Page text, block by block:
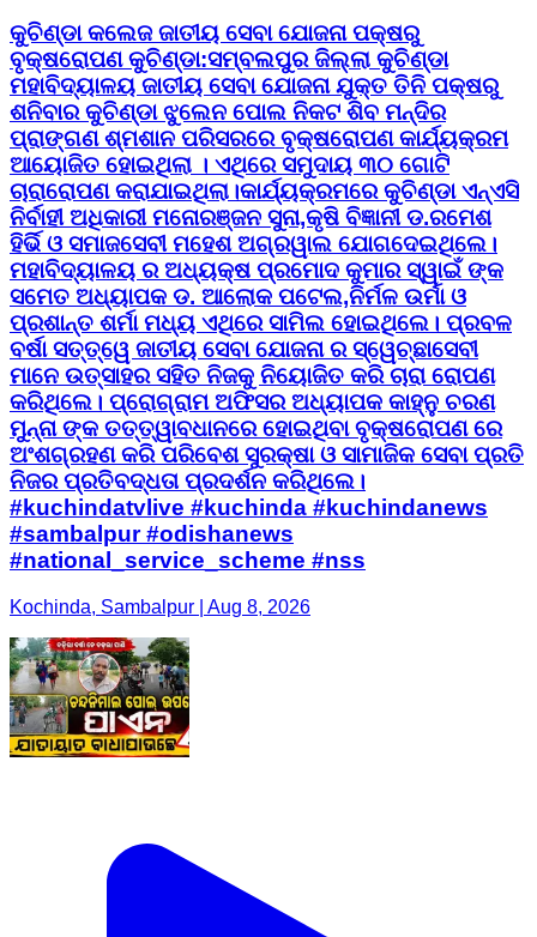
କୁଚିଣ୍ଡା କଲେଜ ଜାତୀୟ ସେବା ଯୋଜନା ପକ୍ଷରୁ
ବୃକ୍ଷରୋପଣ କୁଚିଣ୍ଡା:ସମ୍ବଲପୁର ଜିଲ୍ଲା କୁଚିଣ୍ଡା
ମହାବିଦ୍ୟାଳୟ ଜାତୀୟ ସେବା ଯୋଜନା ଯୁକ୍ତ ତିନି ପକ୍ଷରୁ
ଶନିବାର କୁଚିଣ୍ଡା ଝୁଲେନ ପୋଲ ନିକଟ ଶିବ ମନ୍ଦିର
ପ୍ରାଙ୍ଗଣ ଶ୍ମଶାନ ପରିସରରେ ବୃକ୍ଷରୋପଣ କାର୍ଯ୍ୟକ୍ରମ
ଆୟୋଜିତ ହୋଇଥିଲା । ଏଥିରେ ସମୁଦାୟ ୩୦ ଗୋଟି
ଚାରାରୋପଣ କରାଯାଇଥିଲା।କାର୍ଯ୍ୟକ୍ରମରେ କୁଚିଣ୍ଡା ଏନ୍‌ଏସି
ନିର୍ବାହୀ ଅଧିକାରୀ ମନୋରଞ୍ଜନ ସୁନା,କୃଷି ବିଜ୍ଞାନୀ ଡ.ରମେଶ
ହିର୍ଭି ଓ ସମାଜସେବୀ ମହେଶ ଅଗ୍ରୱାଲ ଯୋଗଦେଇଥିଲେ।
ମହାବିଦ୍ୟାଳୟ ର ଅଧ୍ୟକ୍ଷ ପ୍ରମୋଦ କୁମାର ସ୍ୱାଇଁ ଙ୍କ
ସମେତ ଅଧ୍ୟାପକ ଡ. ଆଲୋକ ପଟେଲ,ନିର୍ମଳ ଉର୍ମା ଓ
ପ୍ରଶାନ୍ତ ଶର୍ମା ମଧ୍ୟ ଏଥିରେ ସାମିଲ ହୋଇଥିଲେ। ପ୍ରବଳ
ବର୍ଷା ସତ୍ତ୍ୱେ ଜାତୀୟ ସେବା ଯୋଜନା ର ସ୍ୱେଚ୍ଛାସେବୀ
ମାନେ ଉତ୍ସାହର ସହିତ ନିଜକୁ ନିୟୋଜିତ କରି ଚାରା ରୋପଣ
କରିଥିଲେ। ପ୍ରୋଗ୍ରାମ ଅଫିସର ଅଧ୍ୟାପକ କାହ୍ନୁ ଚରଣ
ମୁନ୍ନା ଙ୍କ ତତ୍ତ୍ୱାବଧାନରେ ହୋଇଥିବା ବୃକ୍ଷରୋପଣ ରେ
ଅଂଶଗ୍ରହଣ କରି ପରିବେଶ ସୁରକ୍ଷା ଓ ସାମାଜିକ ସେବା ପ୍ରତି
ନିଜର ପ୍ରତିବଦ୍ଧତା ପ୍ରଦର୍ଶନ କରିଥିଲେ।
#kuchindatvlive #kuchinda #kuchindanews
#sambalpur #odishanews
#national_service_scheme #nss
Kochinda, Sambalpur | Aug 8, 2026